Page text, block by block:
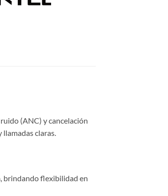
(ANC) y cancelación
claras.
brindando flexibilidad en